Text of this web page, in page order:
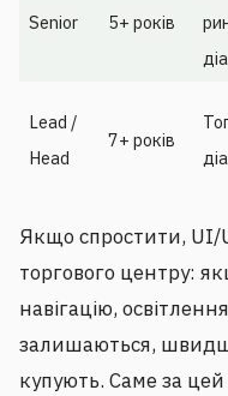
Senior 5+ років
Lead /
Head
7+ років
Якщо спростити, UI/
торгового центру:
навігацію,
залишаються,
купують. Саме за цей